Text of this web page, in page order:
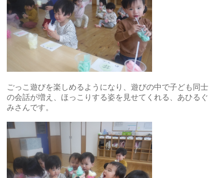
ごっこ遊びを楽しめるようになり、遊びの中で子ども同士
の会話が増え、ほっこりする姿を見せてくれる、あひるぐ
みさんです。